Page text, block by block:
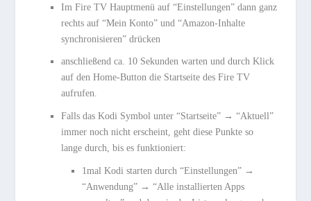
Im Fire TV Hauptmenü auf “Einstellungen” dann ganz
rechts auf “Mein Konto” und “Amazon-Inhalte
synchronisieren” drücken
anschließend ca. 10 Sekunden warten und durch Klick
auf den Home-Button die Startseite des Fire TV
aufrufen.
Falls das Kodi Symbol unter “Startseite” → “Aktuell”
immer noch nicht erscheint, geht diese Punkte so
lange durch, bis es funktioniert:
1mal Kodi starten durch “Einstellungen” →
“Anwendung” → “Alle installierten Apps